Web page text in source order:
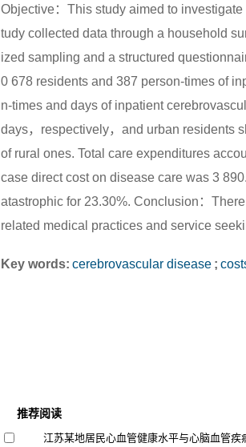
Objective：This study aimed to
tudy collected data through a household
ized sampling and a structured
0 678 residents and 387 person-times of
n-times and days of inpatient
days，respectively，and urban residents
of rural ones. Total care expenditures
case direct cost on disease care was 3
atastrophic for 23.30%. Conclusion：
related medical practices and service
Key words: cerebrovascular disease ;
推荐阅读
江苏某地居民心血管健康水平与心脑血管疾